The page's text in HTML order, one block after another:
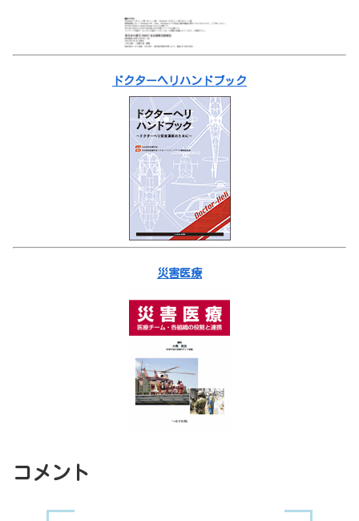
ドクターヘリハンドブック
災害医療
コメント